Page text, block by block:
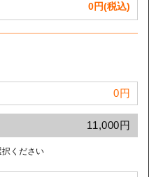
0円(税込)
0円
11,000円
ください